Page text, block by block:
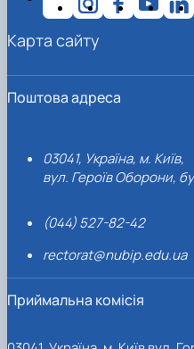
Поштова адреса
03041, Україна, м. Київ,
вул. Героїв Оборони,
(044) 527-82-42
rectorat@nubip.edu.ua
Приймальна комісія
Карта сайту